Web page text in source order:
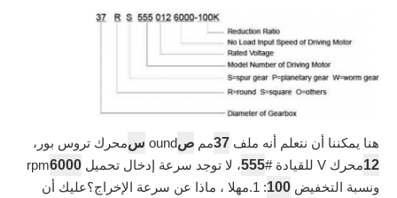
هنا يمكننا أن نتعلم أنه ملف 37مم صound سمحرك تروس بور،
12محرك V للقيادة # 555، لا توجد سرعة إدخال تحميل 6000
rpm
ونسبة التخفيض 100
: 1.مهلا ، ماذا عن سرعة الإخراج؟عليك أن